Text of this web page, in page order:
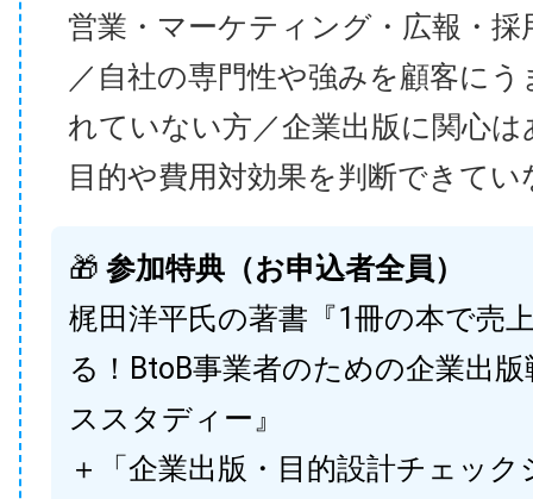
営業・マーケティング・広報・採
／自社の専門性や強みを顧客に
れていない方／企業出版に関心
目的や費用対効果を判断できてい
🎁 参加特典（お申込者全員）
梶田洋平氏の著書『1冊の本で売
る！BtoB事業者のための企業出
ススタディー』
＋「企業出版・目的設計チェック